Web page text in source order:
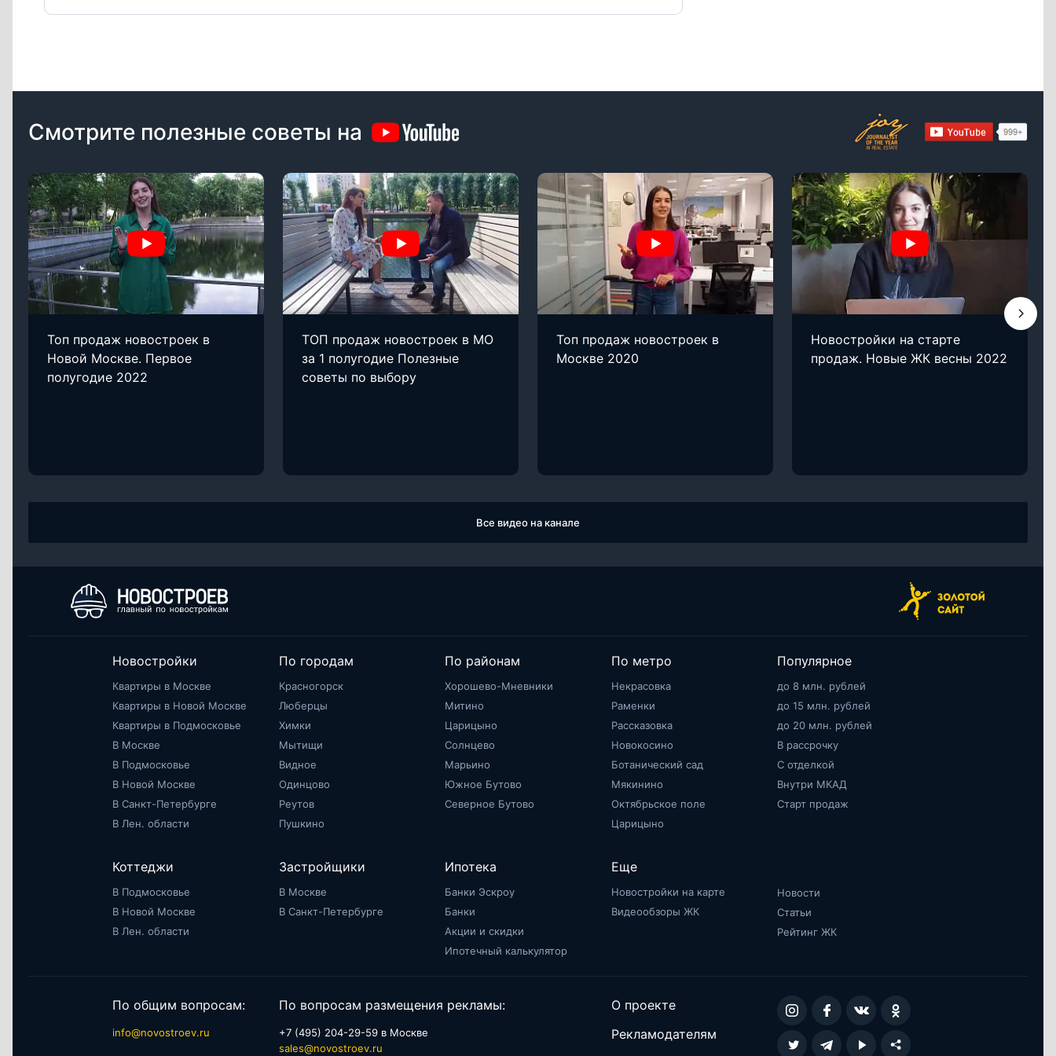
Смотрите полезные советы на
Топ продаж новостроек в
Новой Москве. Первое
полугодие 2022
ТОП продаж новостроек в МО
за 1 полугодие Полезные
советы по выбору
Топ продаж новостроек в
Москве 2020
Новостройки на старте
продаж. Новые ЖК весны 2022
Все видео на канале
Новостройки
Квартиры в Москве
Квартиры в Новой Москве
Квартиры в Подмосковье
В Москве
В Подмосковье
В Новой Москве
В Санкт-Петербурге
В Лен. области
По городам
Красногорск
Люберцы
Химки
Мытищи
Видное
Одинцово
Реутов
Пушкино
По районам
Хорошево-Мневники
Митино
Царицыно
Солнцево
Марьино
Южное Бутово
Северное Бутово
По метро
Некрасовка
Раменки
Рассказовка
Новокосино
Ботанический сад
Мякинино
Октябрьское поле
Царицыно
Популярное
до 8 млн. рублей
до 15 млн. рублей
до 20 млн. рублей
В рассрочку
С отделкой
Внутри МКАД
Старт продаж
Коттеджи
В Подмосковье
В Новой Москве
В Лен. области
Застройщики
В Москве
В Санкт-Петербурге
Ипотека
Банки Эскроу
Банки
Акции и скидки
Ипотечный калькулятор
Еще
Новостройки на карте
Видеообзоры ЖК
Новости
Статьи
Рейтинг ЖК
По общим вопросам:
info@novostroev.ru
По вопросам размещения рекламы:
+7 (495) 204-29-59 в Москве
sales@novostroev.ru
О проекте
Рекламодателям